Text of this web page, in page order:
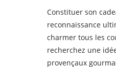
Constituer son
reconnaissance
charmer tous les
recherchez une
provençaux